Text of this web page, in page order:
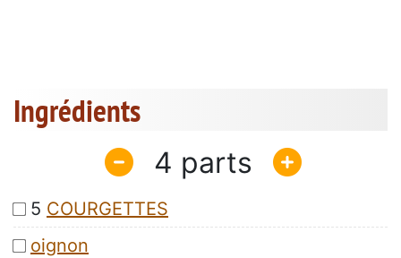
Ingrédients
4
5 COURGETTES
oignon